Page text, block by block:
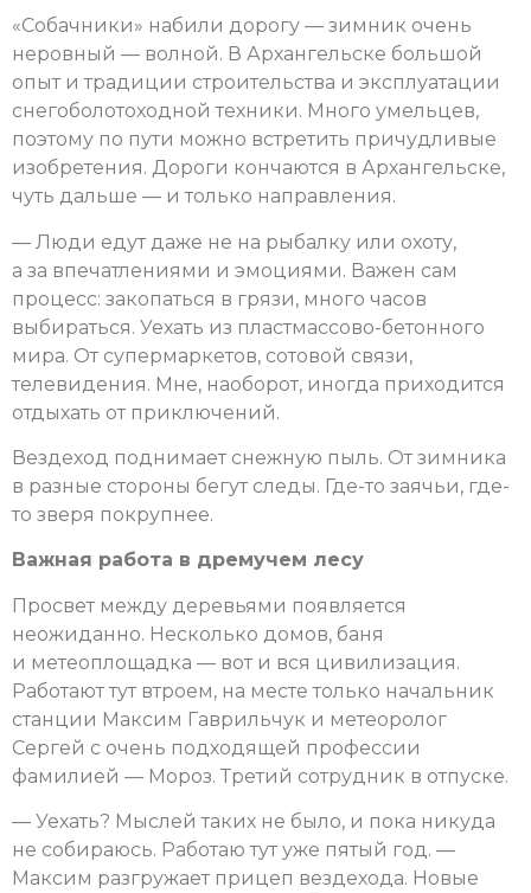
«Собачники» набили дорогу — зимник очень
неровный — волной. В Архангельске большой
опыт и традиции строительства и эксплуатации
снегоболотоходной техники. Много умельцев,
поэтому по пути можно встретить причудливые
изобретения. Дороги кончаются в Архангельске,
чуть дальше — и только направления.
— Люди едут даже не на рыбалку или охоту,
а за впечатлениями и эмоциями. Важен сам
процесс: закопаться в грязи, много часов
выбираться. Уехать из пластмассово-бетонного
мира. От супермаркетов, сотовой связи,
телевидения. Мне, наоборот, иногда приходится
отдыхать от приключений.
Вездеход поднимает снежную пыль. От зимника
в разные стороны бегут следы. Где-то заячьи, где-
то зверя покрупнее.
Важная работа в дремучем лесу
Просвет между деревьями появляется
неожиданно. Несколько домов, баня
и метеоплощадка — вот и вся цивилизация.
Работают тут втроем, на месте только начальник
станции Максим Гаврильчук и метеоролог
Сергей с очень подходящей профессии
фамилией — Мороз. Третий сотрудник в отпуске.
— Уехать? Мыслей таких не было, и пока никуда
не собираюсь. Работаю тут уже пятый год. —
Максим разгружает прицеп вездехода. Новые